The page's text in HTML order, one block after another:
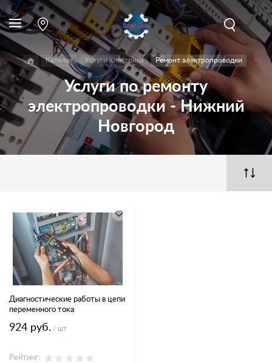
Каталог Услуги электрика Ремонт электропроводки
Услуги по ремонту
электропроводки - Нижний
Новгород
Диагностические работы в цепи
переменного тока
924 руб. / шт
Рейтинг: